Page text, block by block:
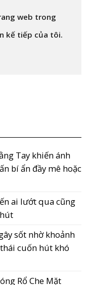
Tay khiến ánh
bí ẩn đầy mê hoặc
ai lướt qua cũng
sốt nhờ khoảnh
cuốn hút khó
Rổ Che Mặt
web trong
kế tiếp của tôi.